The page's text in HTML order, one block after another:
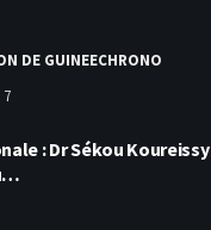
DE GUINEECHRONO
7
: Dr Sékou Koureissy